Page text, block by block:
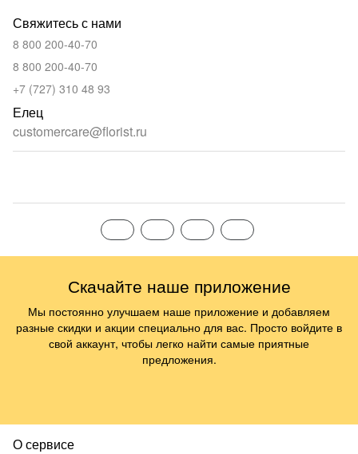
О сервисе
Свяжитесь с нами
8 800 200-40-70
8 800 200-40-70
+7 (727) 310 48 93
Елец
customercare@florist.ru
Скачайте наше приложение
Мы постоянно улучшаем наше приложение и добавляем
разные скидки и акции специально для вас. Просто войдите в
свой аккаунт, чтобы легко найти самые приятные
предложения.